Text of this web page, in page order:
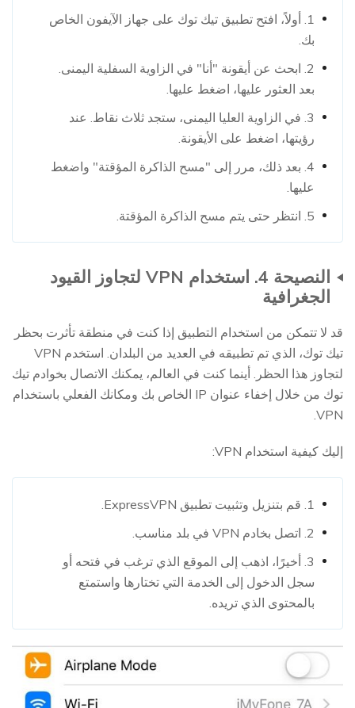
1. أولاً، افتح تطبيق تيك توك على جهاز الآيفون الخاص
بك.
2. ابحث عن أيقونة "أنا" في الزاوية السفلية اليمنى.
بعد العثور عليها، اضغط عليها.
3. في الزاوية العليا اليمنى، ستجد ثلاث نقاط. عند
رؤيتها، اضغط على الأيقونة.
4. بعد ذلك، مرر إلى "مسح الذاكرة المؤقتة" واضغط
عليها.
5. انتظر حتى يتم مسح الذاكرة المؤقتة.
النصيحة 4. استخدام VPN لتجاوز القيود
الجغرافية
قد لا تتمكن من استخدام التطبيق إذا كنت في منطقة تأثرت بحظر
تيك توك، الذي تم تطبيقه في العديد من البلدان. استخدم VPN
لتجاوز هذا الحظر. أينما كنت في العالم، يمكنك الاتصال بخوادم تيك
توك من خلال إخفاء عنوان IP الخاص بك ومكانك الفعلي باستخدام
VPN.
إليك كيفية استخدام VPN:
1. قم بتنزيل وتثبيت تطبيق ExpressVPN.
2. اتصل بخادم VPN في بلد مناسب.
3. أخيرًا، اذهب إلى الموقع الذي ترغب في فتحه أو
سجل الدخول إلى الخدمة التي تختارها واستمتع
بالمحتوى الذي تريده.